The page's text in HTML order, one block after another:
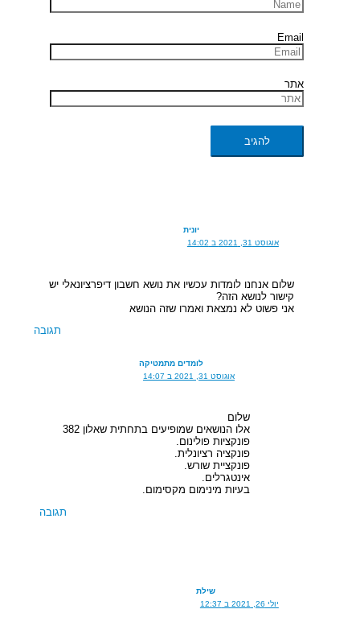
Email
אתר
יונית
אוגוסט 31, 2021 ב 14:02
שלום אנחנו לומדות עכשיו את נושא חשבון דיפרציונאלי יש
קישור לנושא הזה?
אני פשוט לא נמצאת ואמרו שזה הנושא
תגובה
לומדים מתמטיקה
אוגוסט 31, 2021 ב 14:07
שלום
אלו הנושאים שמופיעים בתחתית שאלון 382
פונקציות פולינום.
פונקציה רציונלית.
פונקציית שורש.
אינטגרלים.
בעיות מינימום מקסימום.
תגובה
שילת
יולי 26, 2021 ב 12:37